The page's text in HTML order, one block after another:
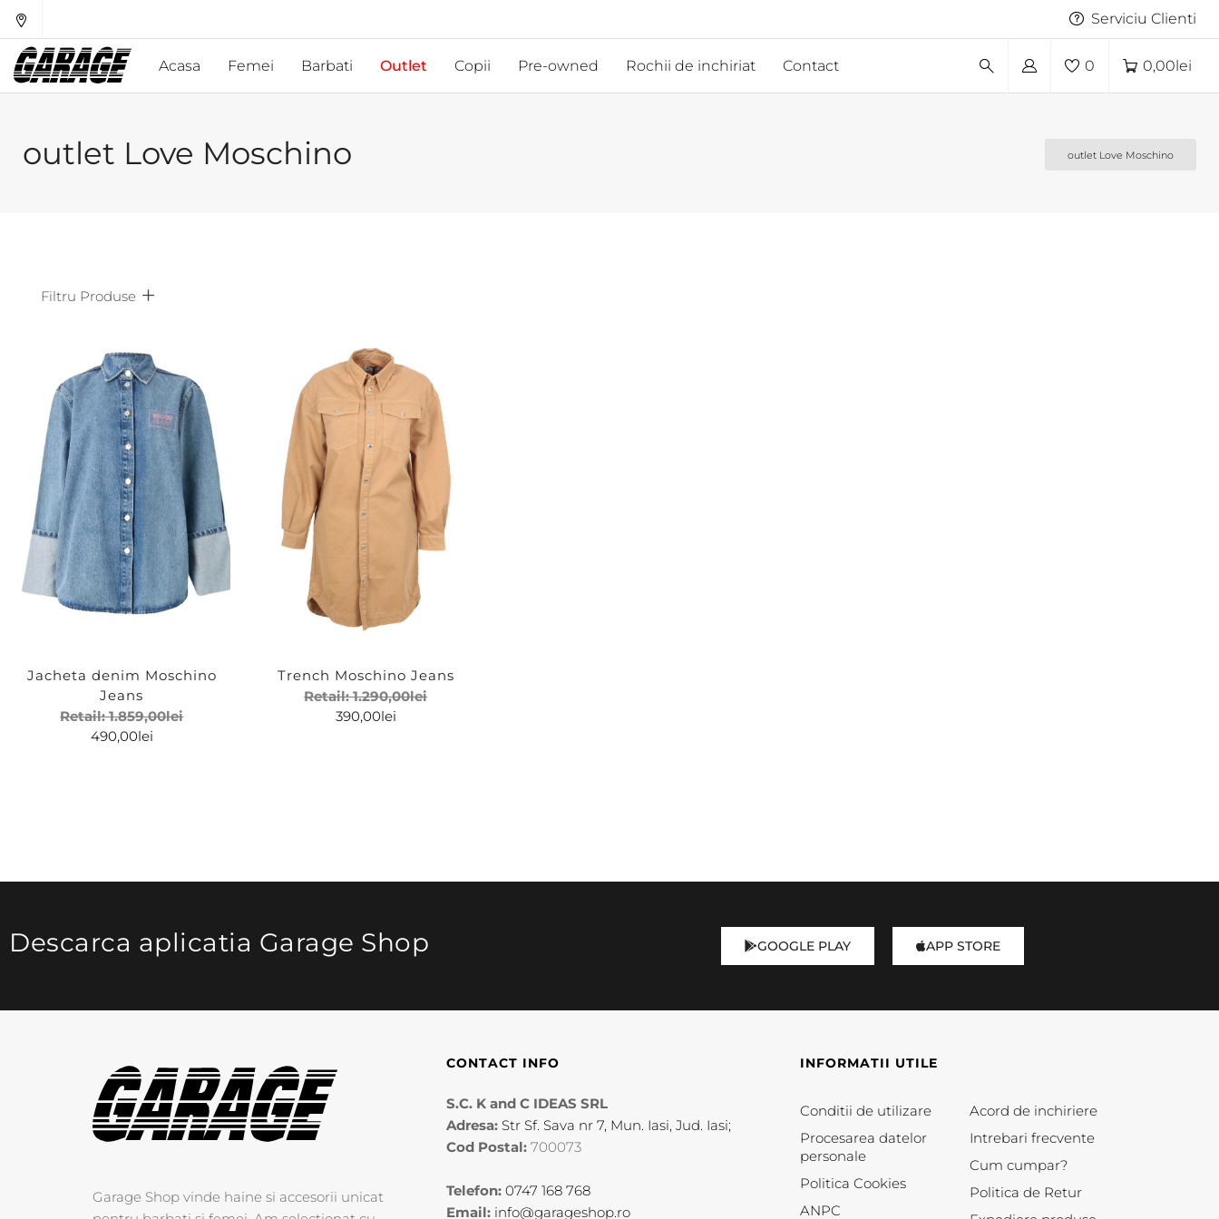
Serviciu Clienti
Acasa Femei Barbati Outlet Copii Pre-owned Rochii de inchiriat Contact 0 0,00lei
outlet Love Moschino outlet Love Moschino
Filtru Produse
Afiseaza doar produsele in oferta!
Subcategorii
Haine pentru femei
Brand
Love Moschino
Culoare
Bej Regular Fit
Jacheta denim Moschino
Jeans
Retail:1.859,00lei
490,00lei
Trench Moschino Jeans
Retail:1.290,00lei
390,00lei
Descarca aplicatia Garage Shop GOOGLE PLAY APP STORE
Garage Shop vinde haine si accesorii unicat
CONTACT INFO
S.C. K and C IDEAS SRL
Adresa: Str Sf. Sava nr 7, Mun. Iasi, Jud. Iasi;
Cod Postal: 700073
Telefon: 0747 168 768
Email: info@garageshop.ro
INFORMATII UTILE
Conditii de utilizare
Procesarea datelor
personale
Politica Cookies
ANPC
Acord de inchiriere
Intrebari frecvente
Cum cumpar?
Politica de Retur